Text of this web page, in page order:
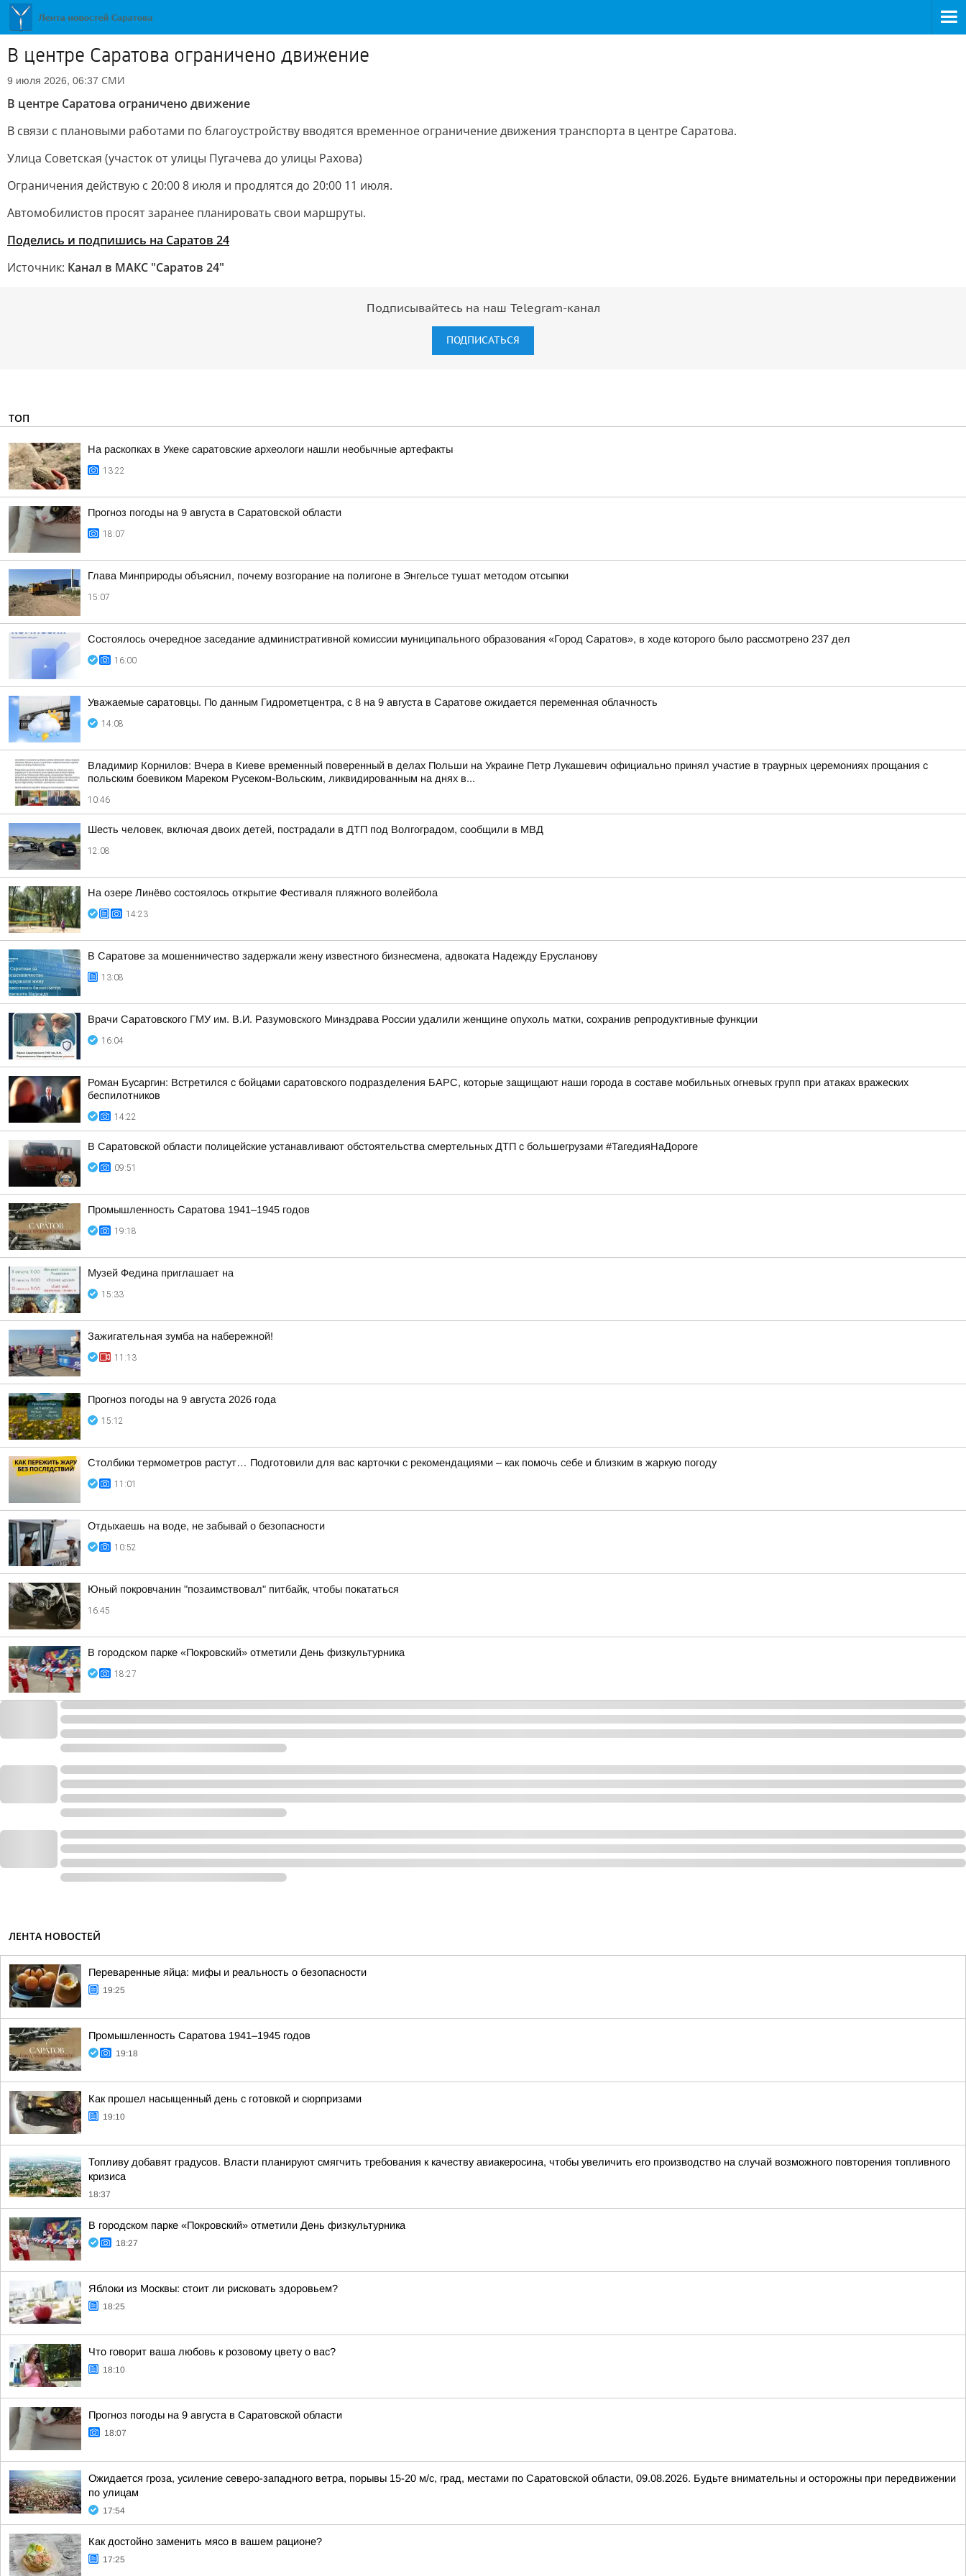
В центре Саратова ограничено движение
9 июля 2026, 06:37 СМИ
В центре Саратова ограничено движение
В связи с плановыми работами по благоустройству вводятся временное ограничение движения транспорта в центре Саратова.
Улица Советская (участок от улицы Пугачева до улицы Рахова)
Ограничения действую с 20:00 8 июля и продлятся до 20:00 11 июля.
Автомобилистов просят заранее планировать свои маршруты.
Поделись и подпишись на Саратов 24
Источник: Канал в МАКС "Саратов 24"
Подписывайтесь на наш Telegram-канал
ПОДПИСАТЬСЯ
ТОП
На раскопках в Укеке саратовские археологи нашли необычные артефакты
13:22
Прогноз погоды на 9 августа в Саратовской области
18:07
Глава Минприроды объяснил, почему возгорание на полигоне в Энгельсе тушат методом отсыпки
15:07
Состоялось очередное заседание административной комиссии муниципального образования «Город Саратов», в ходе которого было рассмотрено 237 дел
16:00
Уважаемые саратовцы. По данным Гидрометцентра, с 8 на 9 августа в Саратове ожидается переменная облачность
14:08
Владимир Корнилов: Вчера в Киеве временный поверенный в делах Польши на Украине Петр Лукашевич официально принял участие в траурных церемониях прощания с
польским боевиком Мареком Русеком-Вольским, ликвидированным на днях в...
10:46
Шесть человек, включая двоих детей, пострадали в ДТП под Волгоградом, сообщили в МВД
12:08
На озере Линёво состоялось открытие Фестиваля пляжного волейбола
14:23
В Саратове за мошенничество задержали жену известного бизнесмена, адвоката Надежду Ерусланову
13:08
Врачи Саратовского ГМУ им. В.И. Разумовского Минздрава России удалили женщине опухоль матки, сохранив репродуктивные функции
16:04
Роман Бусаргин: Встретился с бойцами саратовского подразделения БАРС, которые защищают наши города в составе мобильных огневых групп при атаках вражеских
беспилотников
14:22
В Саратовской области полицейские устанавливают обстоятельства смертельных ДТП с большегрузами #ТагедияНаДороге
09:51
Промышленность Саратова 1941–1945 годов
19:18
Музей Федина приглашает на
15:33
Зажигательная зумба на набережной!
11:13
Прогноз погоды на 9 августа 2026 года
15:12
Столбики термометров растут… Подготовили для вас карточки с рекомендациями – как помочь себе и близким в жаркую погоду
11:01
Отдыхаешь на воде, не забывай о безопасности
10:52
Юный покровчанин "позаимствовал" питбайк, чтобы покататься
16:45
В городском парке «Покровский» отметили День физкультурника
18:27
ЛЕНТА НОВОСТЕЙ
Переваренные яйца: мифы и реальность о безопасности
19:25
Промышленность Саратова 1941–1945 годов
19:18
Как прошел насыщенный день с готовкой и сюрпризами
19:10
Топливу добавят градусов. Власти планируют смягчить требования к качеству авиакеросина, чтобы увеличить его производство на случай возможного повторения топливного
кризиса
18:37
В городском парке «Покровский» отметили День физкультурника
18:27
Яблоки из Москвы: стоит ли рисковать здоровьем?
18:25
Что говорит ваша любовь к розовому цвету о вас?
18:10
Прогноз погоды на 9 августа в Саратовской области
18:07
Ожидается гроза, усиление северо-западного ветра, порывы 15-20 м/с, град, местами по Саратовской области, 09.08.2026. Будьте внимательны и осторожны при передвижении
по улицам
17:54
Как достойно заменить мясо в вашем рационе?
17:25